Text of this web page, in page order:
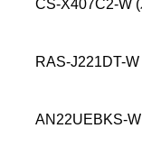
CS-X407C2-W
RAS-J221DT-
AN22UEBKS-